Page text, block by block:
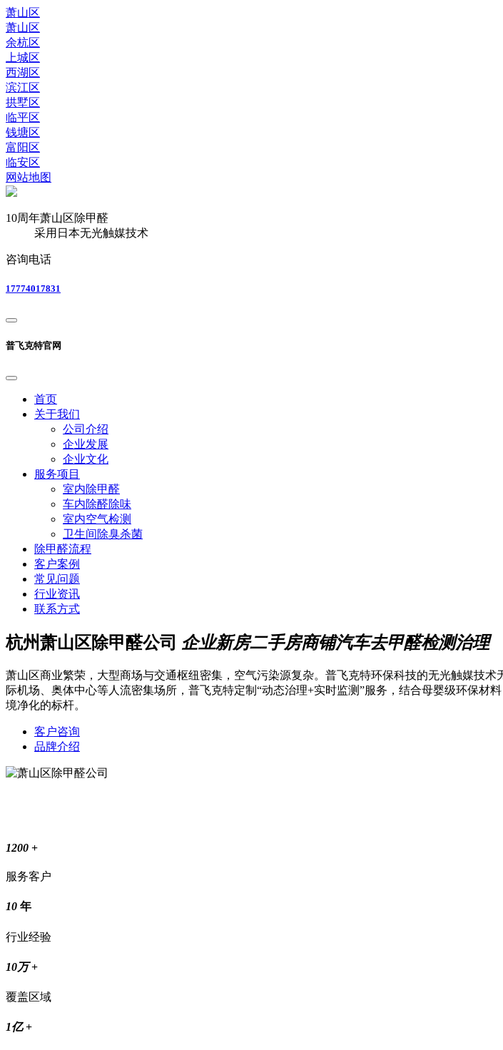
萧山区
萧山区
余杭区
上城区
西湖区
滨江区
拱墅区
临平区
钱塘区
富阳区
临安区
网站地图
10周年萧山区除甲醛
采用日本无光触媒技术
咨询电话
17774017831
普飞克特官网
首页
关于我们
公司介绍
企业发展
企业文化
服务项目
室内除甲醛
车内除醛除味
室内空气检测
卫生间除臭杀菌
除甲醛流程
客户案例
常见问题
行业资讯
联系方式
杭州萧山区除甲醛公司 企业新房二手房商铺汽车去甲醛检测治理
萧山区商业繁荣，大型商场与交通枢纽密集，空气污染源复杂。普飞克特环保科技的无光触媒技
际机场、奥体中心等人流密集场所，普飞克特定制“动态治理+实时监测”服务，结合母婴级环保
境净化的标杆。
客户咨询
品牌介绍
1200 +
服务客户
10 年
行业经验
10万 +
覆盖区域
1亿 +